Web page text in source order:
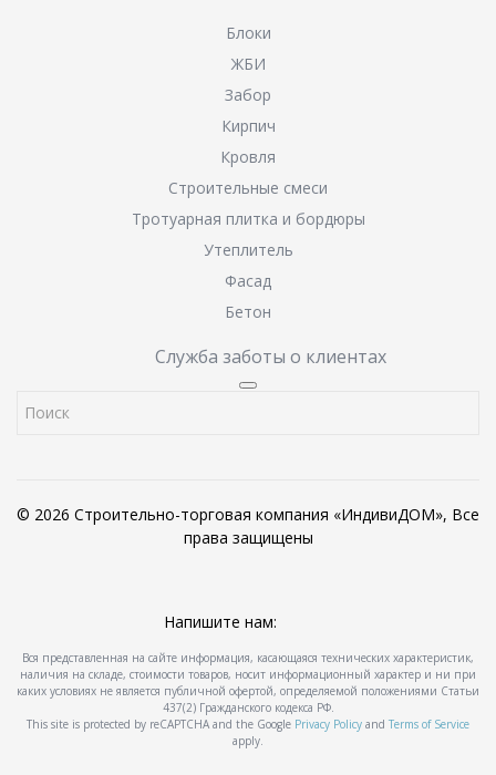
Блоки
ЖБИ
Забор
Кирпич
Кровля
Строительные смеси
Тротуарная плитка и бордюры
Утеплитель
Фасад
Бетон
Служба заботы о клиентах
© 2026 Строительно-торговая компания «ИндивиДОМ», Все
права защищены
Напишите нам:
Вся представленная на сайте информация, касающаяся технических характеристик,
наличия на складе, стоимости товаров, носит информационный характер и ни при
каких условиях не является публичной офертой, определяемой положениями Статьи
437(2) Гражданского кодекса РФ.
This site is protected by reCAPTCHA and the Google Privacy Policy and Terms of Service
apply.